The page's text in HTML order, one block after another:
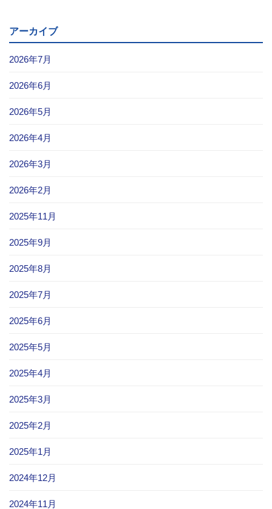
閉じる
アーカイブ
2026年7月
2026年6月
2026年5月
2026年4月
2026年3月
2026年2月
2025年11月
2025年9月
2025年8月
2025年7月
2025年6月
2025年5月
2025年4月
2025年3月
2025年2月
2025年1月
2024年12月
2024年11月